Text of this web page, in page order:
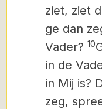
ziet, ziet
ge dan
Vader? 10
in de
in Mij is?
zeg,